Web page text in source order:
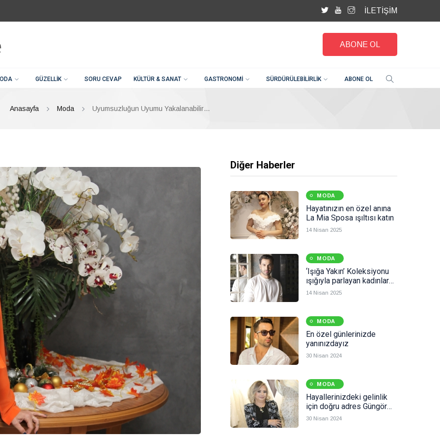
İLETİŞİM
ABONE OL
GÜZELLIK SORU CEVAP KÜLTÜR & SANAT GASTRONOMI SÜRDÜRÜLEBILIRLIK ABONE OL
Anasayfa Moda Uyumsuzluğun Uyumu Yakalanabilir…
Diğer Haberler
MODA
Hayatınızın en özel anına
La Mia Sposa ışıltısı katın
14 Nisan 2025
MODA
‘Işığa Yakın’ Koleksiyonu
ışığıyla parlayan kadınlar
için
14 Nisan 2025
MODA
En özel günlerinizde
yanınızdayız
30 Nisan 2024
MODA
Hayallerinizdeki gelinlik
için doğru adres Güngör
Fashion Design
30 Nisan 2024